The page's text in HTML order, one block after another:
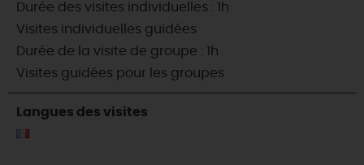
Durée des visites individuelles : 1h
Visites individuelles guidées
Durée de la visite de groupe : 1h
Visites guidées pour les groupes
Langues des visites